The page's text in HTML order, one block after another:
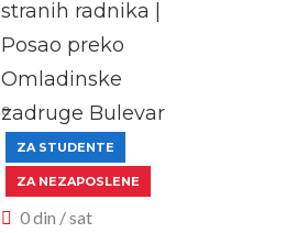
stranih radnika |
Posao preko
Omladinske
zadruge Bulevar
ZA STUDENTE
ZA NEZAPOSLENE
0 din / sat